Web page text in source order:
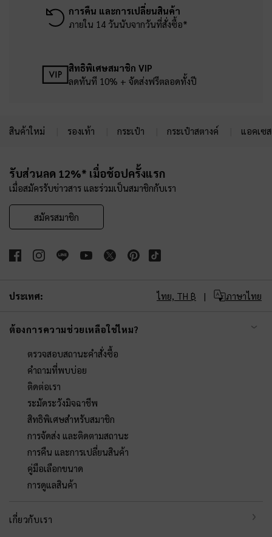
การคืน และการเปลี่ยนสินค้า
ภายใน 14 วันนับจากวันที่สั่งซื้อ*
สิทธิพิเศษสมาชิก VIP
ลดทันที 10% + จัดส่งฟรีตลอดทั้งปี
สินค้าใหม่ รองเท้า กระเป๋า กระเป๋าสตางค์ แอคเซ
รับส่วนลด 12%* เมื่อช้อปครั้งแรก
เมื่อสมัครรับข่าวสาร และร่วมเป็นสมาชิกกับเรา
สมัครสมาชิก
ประเทศ: ไทย, TH ฿ ภาษาไทย
ต้องการความช่วยเหลือใช่ไหม?
ตรวจสอบสถานะคำสั่งซื้อ
คำถามที่พบบ่อย
ติดต่อเรา
ระมัดระวังมิจฉาชีพ
สิทธิพิเศษสำหรับสมาชิก
การจัดส่ง และติดตามสถานะ
การคืน และการเปลี่ยนสินค้า
คู่มือเลือกขนาด
การดูแลสินค้า
เกี่ยวกับเรา